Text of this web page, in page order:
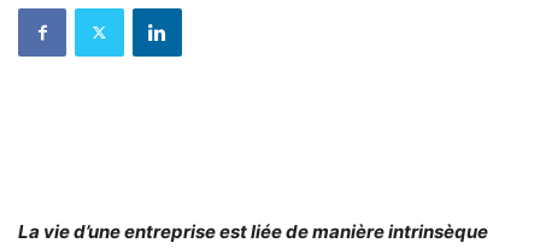
La vie d’une entreprise est liée de manière intrinsèque